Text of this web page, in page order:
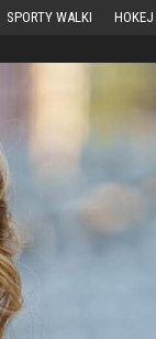
SPORTY WALKI HOKEJ